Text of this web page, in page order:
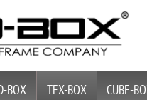
BOX TEX-BOX CUBE-